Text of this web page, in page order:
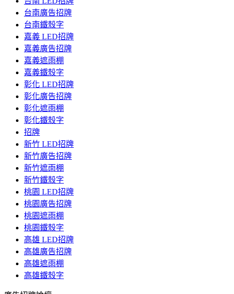
台南廣告招牌
台南鐵殼字
嘉義 LED招牌
嘉義廣告招牌
嘉義遮雨棚
嘉義鐵殼字
彰化 LED招牌
彰化廣告招牌
彰化遮雨棚
彰化鐵殼字
招牌
新竹 LED招牌
新竹廣告招牌
新竹遮雨棚
新竹鐵殼字
桃園 LED招牌
桃園廣告招牌
桃園遮雨棚
桃園鐵殼字
高雄 LED招牌
高雄廣告招牌
高雄遮雨棚
高雄鐵殼字